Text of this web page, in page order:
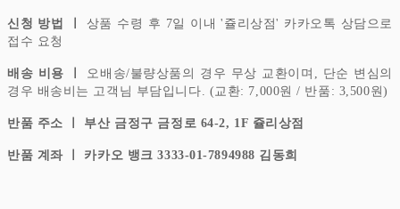
신청 방법 ㅣ 상품 수령 후 7일 이내 '쥴리상점' 카카오톡 상담으로
접수 요청
배송 비용 ㅣ
오배송/불량상품의 경우 무상 교환이며, 단순 변심의
경우 배송비는 고객님 부담입니다. (교환: 7,000원 / 반품: 3,500원)
반품 주소 ㅣ 부산 금정구 금정로 64-2, 1F 쥴리상점
반품 계좌 ㅣ 카카오 뱅크 3333-01-7894988 김동희